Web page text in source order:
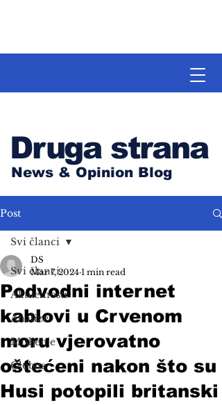
Druga strana
News & Opinion Blog
Post
Svi članci
Aktuelnosti
Analize
Mišljenje
Globus
Svi članci
Podvodni internet
kablovi u Crvenom
moru vjerovatno
oštećeni nakon što su
Husi potopili britanski
DS
Mar 7, 2024 1 min read